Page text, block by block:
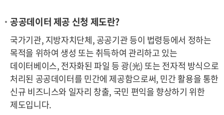
공공데이터 제공 신청 제도란?
국가기관, 지방자치단체, 공공기관 등이 법령등에서 정하는
목적을 위하여 생성 또는 취득하여 관리하고 있는
데이터베이스, 전자화된 파일 등 광(光) 또는 전자적 방식으로
처리된 공공데이터를 민간에 제공함으로써, 민간 활용을 통한
신규 비즈니스와 일자리 창출, 국민 편익을 향상하기 위한
제도입니다.